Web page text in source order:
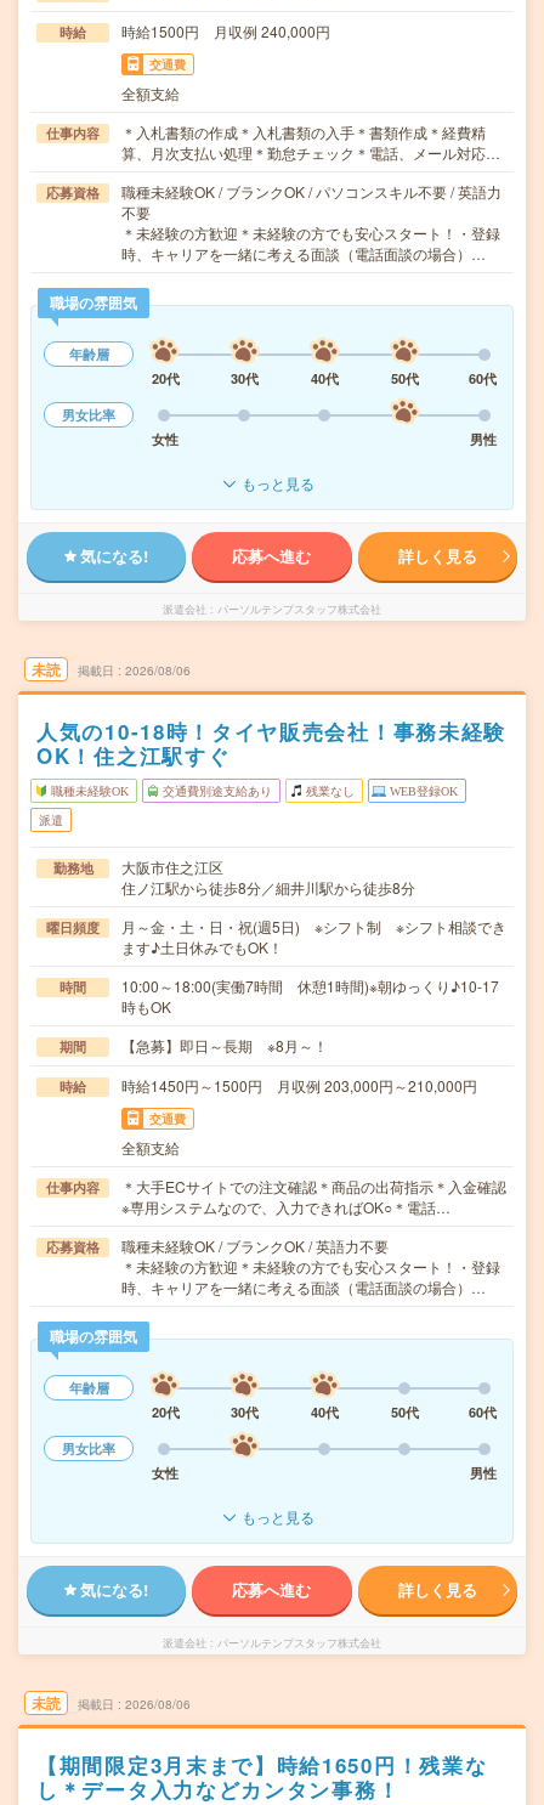
時給 時給1500円 月収例 240,000円
交通費
全額支給
仕事内容
＊入札書類の作成＊入札書類の入手＊書類作成＊経費精
算、月次支払い処理＊勤怠チェック＊電話、メール対応…
応募資格
職種未経験OK / ブランクOK / パソコンスキル不要 / 英語力
不要
＊未経験の方歓迎＊未経験の方でも安心スタート！・登録
時、キャリアを一緒に考える面談（電話面談の場合）…
職場の雰囲気
年齢層
20代
30代 40代 50代
60代
男女比率
女性
男性
もっと見る
気になる! 応募へ進む 詳しく見る
派遣会社 パーソルテンプスタッフ株式会社
未読 掲載日 2026/08/06
人気の10-18時！タイヤ販売会社！事務未経験
OK！住之江駅すぐ
職種未経験OK 交通費別途支給あり 残業なし WEB登録OK
派遣
勤務地
大阪市住之江区
住ノ江駅から徒歩8分／細井川駅から徒歩8分
曜日頻度
月～金・土・日・祝(週5日) ※シフト制 ※シフト相談でき
ます♪土日休みでもOK！
時間
10:00～18:00(実働7時間 休憩1時間)※朝ゆっくり♪10-17
時もOK
期間 【急募】即日～長期 ※8月～！
時給 時給1450円～1500円 月収例 203,000円～210,000円
交通費
全額支給
仕事内容
＊大手ECサイトでの注文確認＊商品の出荷指示＊入金確認
※専用システムなので、入力できればOK○＊電話…
応募資格
職種未経験OK / ブランクOK / 英語力不要
＊未経験の方歓迎＊未経験の方でも安心スタート！・登録
時、キャリアを一緒に考える面談（電話面談の場合）…
職場の雰囲気
年齢層
20代
30代 40代 50代
60代
男女比率
女性
男性
もっと見る
気になる! 応募へ進む 詳しく見る
派遣会社 パーソルテンプスタッフ株式会社
未読 掲載日 2026/08/06
【期間限定3月末まで】時給1650円！残業な
し＊データ入力などカンタン事務！